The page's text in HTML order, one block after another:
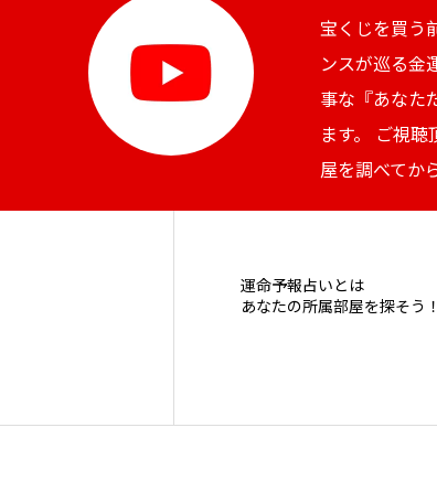
宝くじを買う
ンスが巡る金
事な『あなた
ます。 ご視
屋を調べてか
運命予報占いとは
あなたの所属部屋を探そう！